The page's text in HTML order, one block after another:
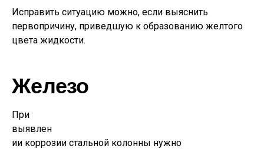
Исправить ситуацию можно, если выяснить
первопричину, приведшую к образованию желтого
цвета жидкости.
Железо
При
выявлен
ии коррозии стальной колонны нужно